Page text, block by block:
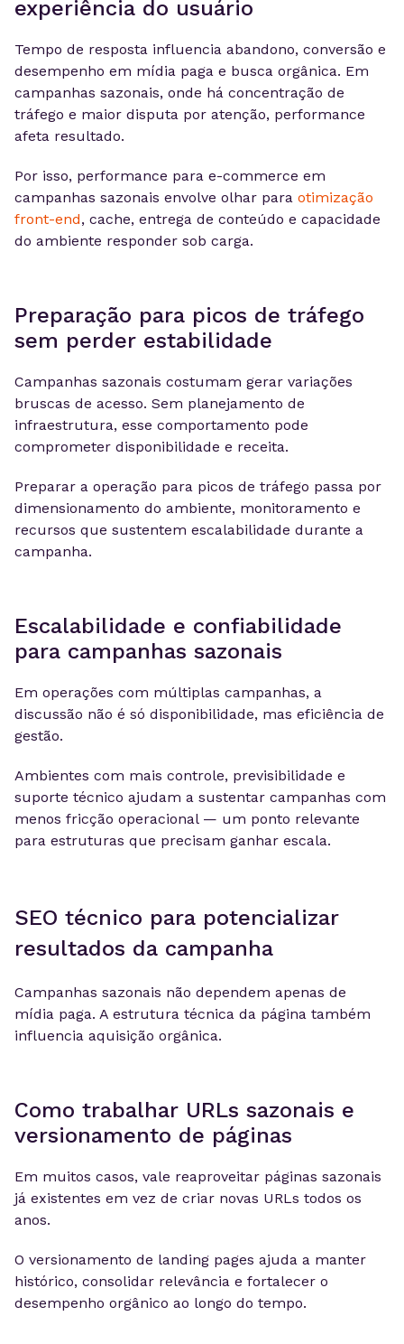
experiência do usuário
Tempo de resposta influencia abandono, conversão e
desempenho em mídia paga e busca orgânica. Em
campanhas sazonais, onde há concentração de
tráfego e maior disputa por atenção, performance
afeta resultado.
Por isso, performance para e-commerce em
campanhas sazonais envolve olhar para otimização
front-end, cache, entrega de conteúdo e capacidade
do ambiente responder sob carga.
Preparação para picos de tráfego
sem perder estabilidade
Campanhas sazonais costumam gerar variações
bruscas de acesso. Sem planejamento de
infraestrutura, esse comportamento pode
comprometer disponibilidade e receita.
Preparar a operação para picos de tráfego passa por
dimensionamento do ambiente, monitoramento e
recursos que sustentem escalabilidade durante a
campanha.
Escalabilidade e confiabilidade
para campanhas sazonais
Em operações com múltiplas campanhas, a
discussão não é só disponibilidade, mas eficiência de
gestão.
Ambientes com mais controle, previsibilidade e
suporte técnico ajudam a sustentar campanhas com
menos fricção operacional — um ponto relevante
para estruturas que precisam ganhar escala.
SEO técnico para potencializar
resultados da campanha
Campanhas sazonais não dependem apenas de
mídia paga. A estrutura técnica da página também
influencia aquisição orgânica.
Como trabalhar URLs sazonais e
versionamento de páginas
Em muitos casos, vale reaproveitar páginas sazonais
já existentes em vez de criar novas URLs todos os
anos.
O versionamento de landing pages ajuda a manter
histórico, consolidar relevância e fortalecer o
desempenho orgânico ao longo do tempo.